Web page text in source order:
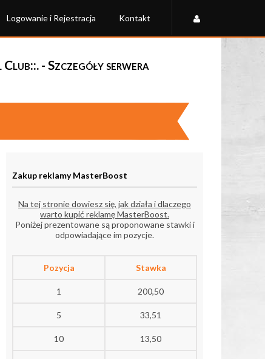
Logowanie i Rejestracja Kontakt
- Szczegóły serwera
Zakup reklamy MasterBoost
Na tej stronie dowiesz się, jak działa i dlaczego
warto kupić reklamę MasterBoost.
Poniżej prezentowane są proponowane stawki i
odpowiadające im pozycje.
Pozycja Stawka
1 200,50
5 33,51
10 13,50